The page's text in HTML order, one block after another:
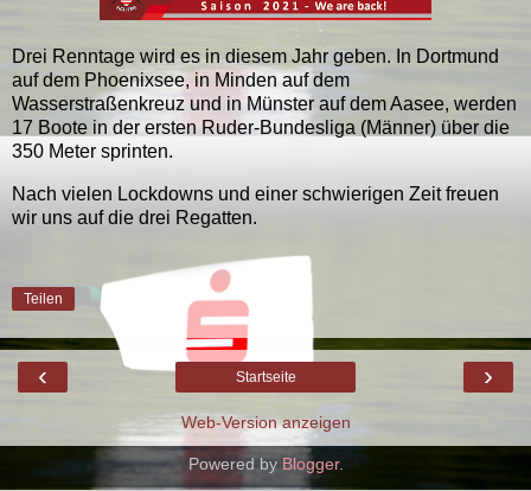
Drei Renntage wird es in diesem Jahr geben. In Dortmund
auf dem Phoenixsee, in Minden auf dem
Wasserstraßenkreuz und in Münster auf dem Aasee, werden
17 Boote in der ersten Ruder-Bundesliga (Männer) über die
350 Meter sprinten.
Nach vielen Lockdowns und einer schwierigen Zeit freuen
wir uns auf die drei Regatten.
Teilen
‹ ›
Startseite
Web-Version anzeigen
Powered byBlogger.